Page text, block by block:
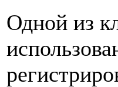
Одной из